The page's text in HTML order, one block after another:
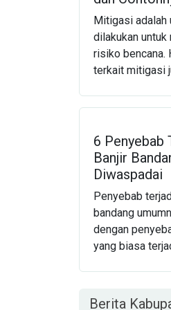
Mitigasi adalah
dilakukan untuk
risiko bencana.
terkait mitigasi
6 Penyebab
Banjir
Diwaspadai
Penyebab
bandang
dengan
yang biasa
Berita